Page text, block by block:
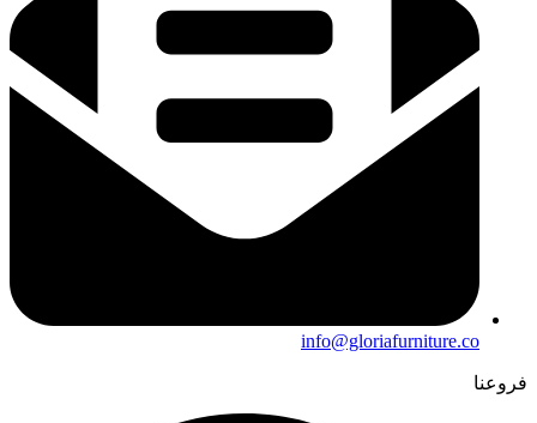
info@gloriafurniture.co
فروعنا